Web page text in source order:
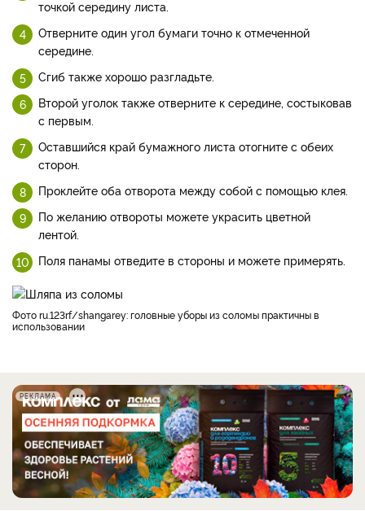
точкой середину листа.
Отверните один угол бумаги точно к отмеченной
середине.
Сгиб также хорошо разгладьте.
Второй уголок также отверните к середине, состыковав
с первым.
Оставшийся край бумажного листа отогните с обеих
сторон.
Проклейте оба отворота между собой с помощью клея.
По желанию отвороты можете украсить цветной
лентой.
Поля панамы отведите в стороны и можете примерять.
Фото ru.123rf/shangarey: головные уборы из соломы практичны в
использовании
РЕКЛАМА